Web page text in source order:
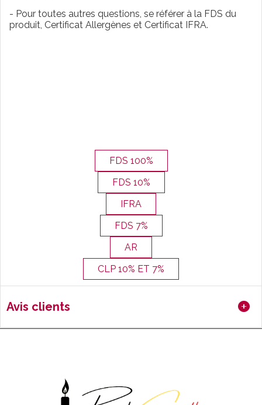
- Pour toutes autres questions, se référer à la FDS du
produit, Certificat Allergènes et Certificat IFRA.
FDS 100%
FDS 10%
IFRA
FDS 7%
AR
CLP 10% ET 7%
Avis clients